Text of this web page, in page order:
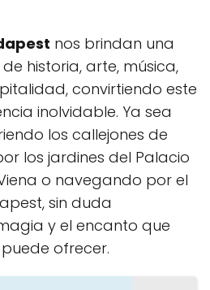
nos brindan una
historia, arte, música,
convirtiendo este
inolvidable. Ya sea
los callejones de
los jardines del Palacio
o navegando por el
sin duda
y el encanto que
ofrecer.